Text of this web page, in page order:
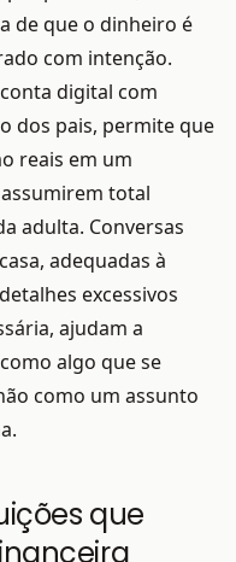
de que o dinheiro é
com intenção.
digital com
dos pais, permite que
reais em um
total
adulta. Conversas
adequadas à
excessivos
ajudam a
algo que se
como um assunto
que